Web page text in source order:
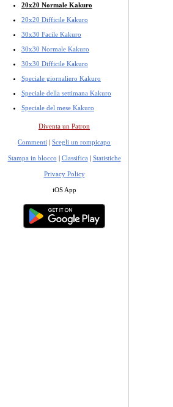
20x20 Normale Kakuro
20x20 Difficile Kakuro
30x30 Facile Kakuro
30x30 Normale Kakuro
30x30 Difficile Kakuro
Speciale giornaliero Kakuro
Speciale della settimana Kakuro
Speciale del mese Kakuro
Diventa un Patron
Commenti | Scegli un rompicapo
Stampa in blocco | Classifica | Statistiche
Privacy Policy
iOS App